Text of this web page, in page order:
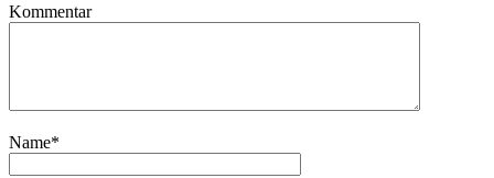
Kommentar
Name*